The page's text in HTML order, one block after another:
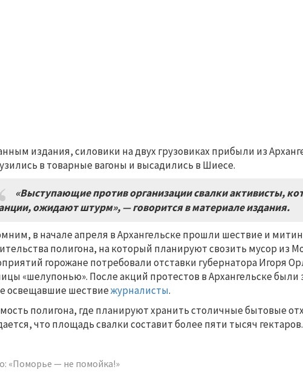
издания, силовики на двух грузовиках прибыли из
в товарные вагоны и высадились в Шиесе.
«Выступающие против организации свалки активисты,
ожидают штурм», — говорится в материале издания.
в начале апреля в Архангельске прошли шествие и
полигона, на который планируют свозить мусор из
горожане потребовали отставки губернатора Игоря
«шелупонью». После акций протестов в Архангельске
освещавшие шествиежурналисты.
полигона, где планируют хранить столичные бытовые
что площадь свалки составит более пяти тысяч гектаров.
«Поморье — не помойка!»